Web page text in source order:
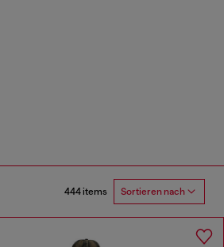
444 items Sortieren nach